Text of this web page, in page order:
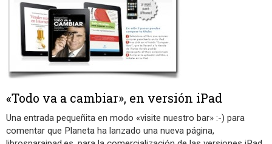
«Todo va a cambiar», en versión iPad
Una entrada pequeñita en modo «visite nuestro bar» :-) para
comentar que Planeta ha lanzado una nueva página,